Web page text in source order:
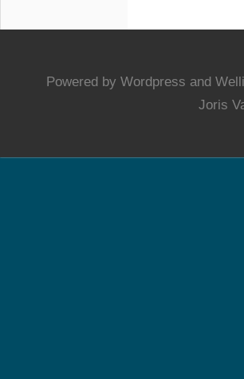
Powered by Wordpress and
Joris